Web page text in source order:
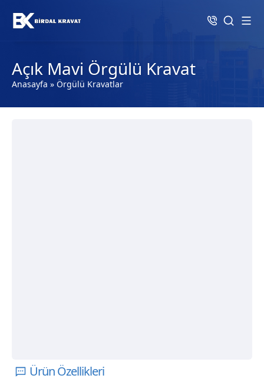
Açık Mavi Örgülü Kravat
Anasayfa » Örgülü Kravatlar
Ürün Özellikleri